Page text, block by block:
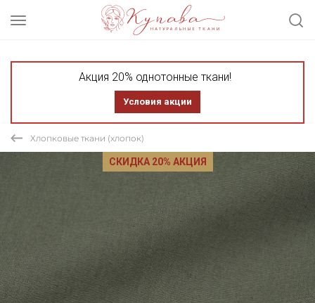
Акция 20% однотонные ткани!
Условия акции
Хлопковые ткани (хлопок)
СКИДКА 20% АКЦИЯ